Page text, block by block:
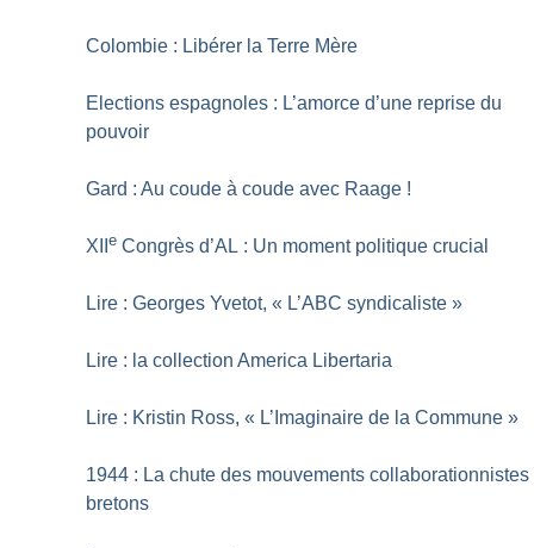
Colombie : Libérer la Terre Mère
Elections espagnoles : L’amorce d’une reprise du
pouvoir
Gard : Au coude à coude avec Raage !
XIIe Congrès d’AL : Un moment politique crucial
Lire : Georges Yvetot, « L’ABC syndicaliste »
Lire : la collection America Libertaria
Lire : Kristin Ross, « L’Imaginaire de la Commune »
1944 : La chute des mouvements collaborationnistes
bretons